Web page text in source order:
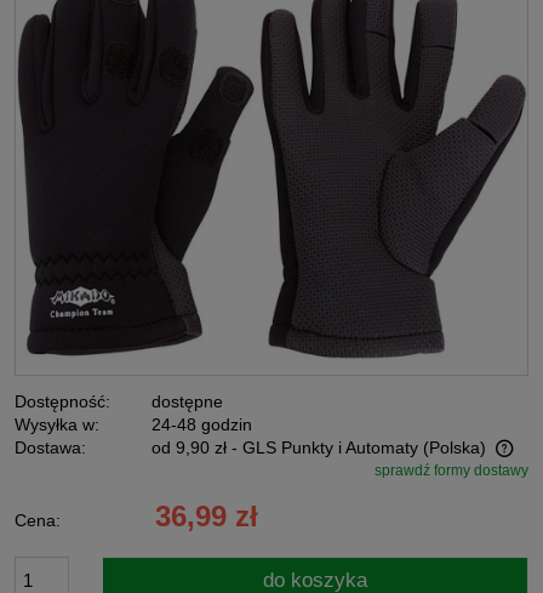
Dostępność:
dostępne
Wysyłka w:
24-48 godzin
Dostawa:
od 9,90 zł - GLS Punkty i Automaty (Polska)
Cena nie zawiera ewentualnych kosztów płatnościsprawdź formy dostawy
Cena: 36,99 zł
do koszyka